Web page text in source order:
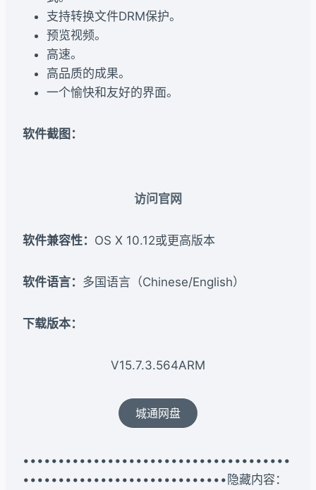
支持转换文件DRM保护。
预览视频。
高速。
高品质的成果。
一个愉快和友好的界面。
软件截图：
访问官网
软件兼容性： OS X 10.12或更高版本
软件语言： 多国语言（Chinese/English）
下载版本：​
V15.7.3.564ARM
城通网盘
••••••••••••••••••••••••••••••••••••••
•••••••••••••••••••••••••••••隐藏内容：